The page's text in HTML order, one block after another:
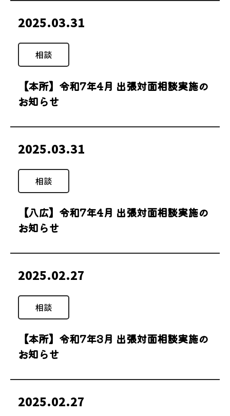
2025.03.31
相談
【本所】令和7年4月 出張対面相談実施の
お知らせ
2025.03.31
相談
【八広】令和7年4月 出張対面相談実施の
お知らせ
2025.02.27
相談
【本所】令和7年3月 出張対面相談実施の
お知らせ
2025.02.27